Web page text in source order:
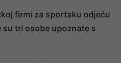
firmi za sportsku odjeću
su tri osobe upoznate s